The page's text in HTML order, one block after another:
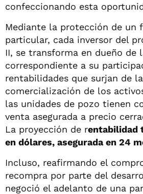
confeccionando esta
Mediante la protección de un
particular, cada inversor del
II, se transforma en dueño de
correspondiente a su
rentabilidades que surjan de
comercialización de los
las unidades de pozo tienen
venta asegurada a precio
La proyección de rentabilidad
en dólares, asegurada en 24
Incluso, reafirmando el
recompra por parte del
negoció el adelanto de una